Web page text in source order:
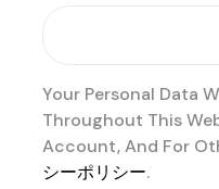
Your Personal Data
Throughout This
Account, And For
シーポリシー.